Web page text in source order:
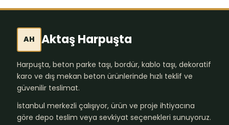
AH Aktaş Harpuşta
Harpuşta, beton parke taşı, bordür, kablo taşı, dekoratif
karo ve dış mekan beton ürünlerinde hızlı teklif ve
güvenilir teslimat.
İstanbul merkezli çalışıyor, ürün ve proje ihtiyacına
göre depo teslim veya sevkiyat seçenekleri sunuyoruz.